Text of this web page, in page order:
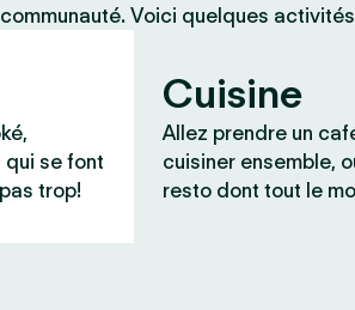
Voici quelques
se font
trop!
Cuisine
Allez prendre un
cuisiner ensemble,
resto dont tout le